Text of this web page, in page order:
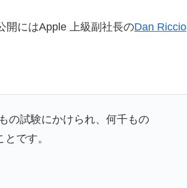
開にはApple 上級副社長のDan Riccio
の試験にかけられ、何千もの
です。